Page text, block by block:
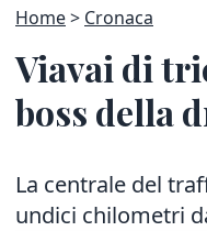
Home Cronaca
Viavai di
boss della
La centrale del
undici chilometri